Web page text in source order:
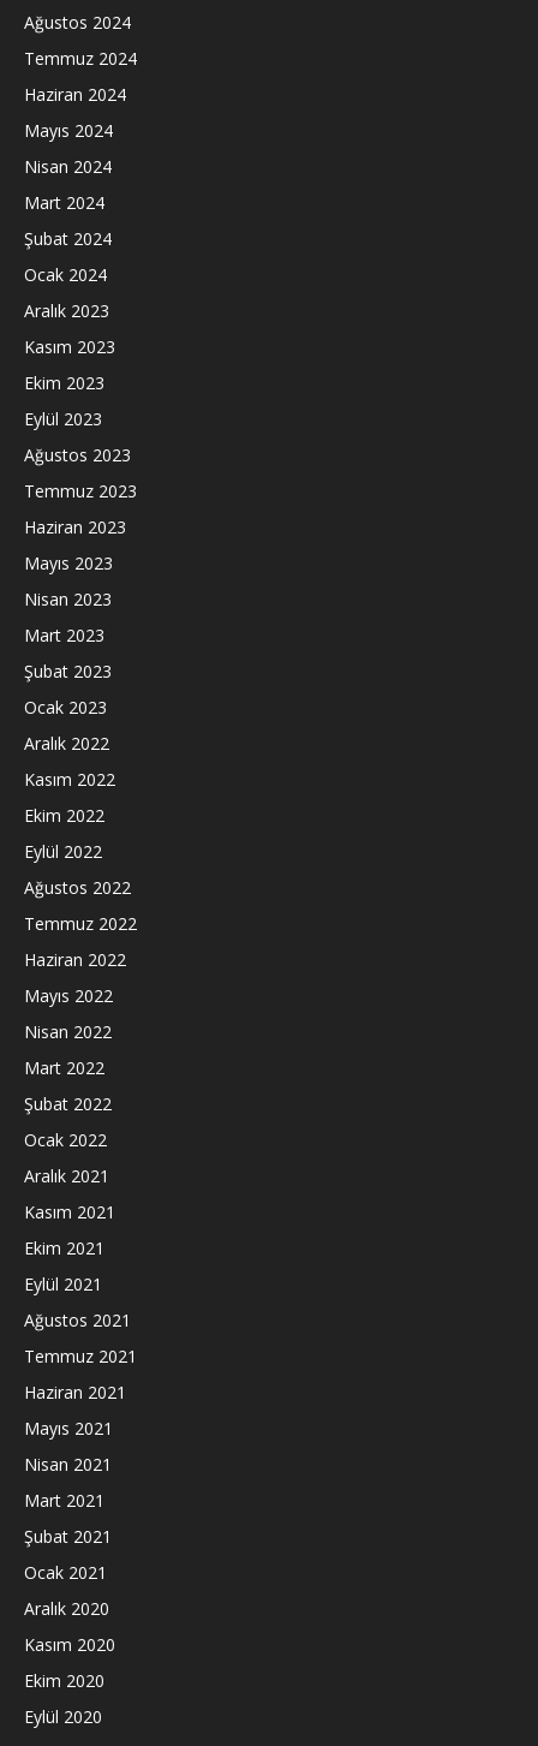
Ağustos 2024
Temmuz 2024
Haziran 2024
Mayıs 2024
Nisan 2024
Mart 2024
Şubat 2024
Ocak 2024
Aralık 2023
Kasım 2023
Ekim 2023
Eylül 2023
Ağustos 2023
Temmuz 2023
Haziran 2023
Mayıs 2023
Nisan 2023
Mart 2023
Şubat 2023
Ocak 2023
Aralık 2022
Kasım 2022
Ekim 2022
Eylül 2022
Ağustos 2022
Temmuz 2022
Haziran 2022
Mayıs 2022
Nisan 2022
Mart 2022
Şubat 2022
Ocak 2022
Aralık 2021
Kasım 2021
Ekim 2021
Eylül 2021
Ağustos 2021
Temmuz 2021
Haziran 2021
Mayıs 2021
Nisan 2021
Mart 2021
Şubat 2021
Ocak 2021
Aralık 2020
Kasım 2020
Ekim 2020
Eylül 2020